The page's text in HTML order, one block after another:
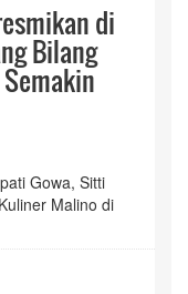
di
Bilang
Gowa, Sitti
Malino di